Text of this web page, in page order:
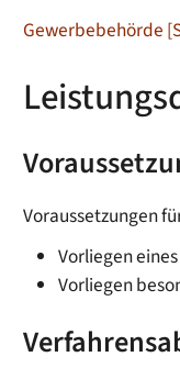
Gewerbebehörde
Voraussetzungen
Vorliegen
Vorliegen